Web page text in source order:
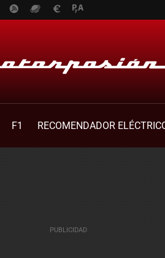
F1
RECOMENDADOR